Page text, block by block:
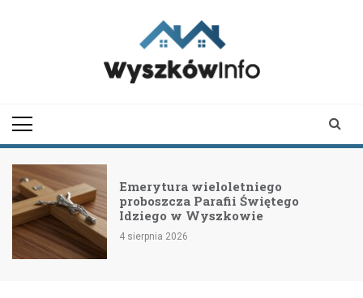
Emerytura wieloletniego
proboszcza Parafii Świętego
Idziego w Wyszkowie
4 sierpnia 2026